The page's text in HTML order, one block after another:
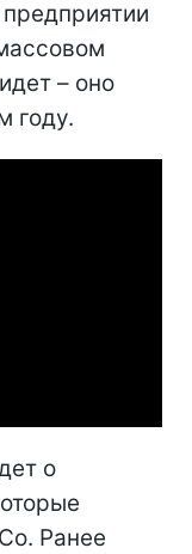
– оно
году.
о
Ранее